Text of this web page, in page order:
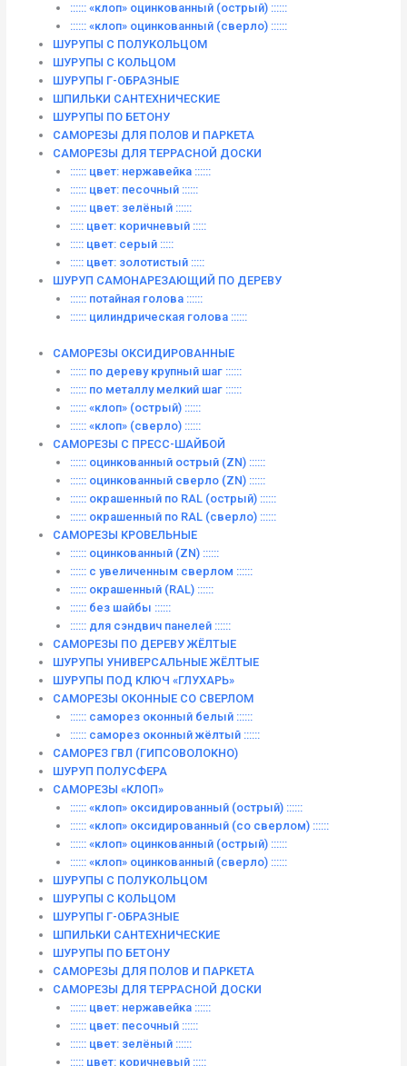
:::::: «клоп» оцинкованный (острый) ::::::
:::::: «клоп» оцинкованный (сверло) ::::::
ШУРУПЫ С ПОЛУКОЛЬЦОМ
ШУРУПЫ С КОЛЬЦОМ
ШУРУПЫ Г-ОБРАЗНЫЕ
ШПИЛЬКИ САНТЕХНИЧЕСКИЕ
ШУРУПЫ ПО БЕТОНУ
САМОРЕЗЫ ДЛЯ ПОЛОВ И ПАРКЕТА
САМОРЕЗЫ ДЛЯ ТЕРРАСНОЙ ДОСКИ
:::::: цвет: нержавейка ::::::
:::::: цвет: песочный ::::::
:::::: цвет: зелёный ::::::
::::: цвет: коричневый :::::
::::: цвет: серый :::::
::::: цвет: золотистый :::::
ШУРУП САМОНАРЕЗАЮЩИЙ ПО ДЕРЕВУ
:::::: потайная голова ::::::
:::::: цилиндрическая голова ::::::
САМОРЕЗЫ ОКСИДИРОВАННЫЕ
:::::: по дереву крупный шаг ::::::
:::::: по металлу мелкий шаг ::::::
:::::: «клоп» (острый) ::::::
:::::: «клоп» (сверло) ::::::
САМОРЕЗЫ С ПРЕСС-ШАЙБОЙ
:::::: оцинкованный острый (ZN) ::::::
:::::: оцинкованный сверло (ZN) ::::::
:::::: окрашенный по RAL (острый) ::::::
:::::: окрашенный по RAL (сверло) ::::::
САМОРЕЗЫ КРОВЕЛЬНЫЕ
:::::: оцинкованный (ZN) ::::::
:::::: с увеличенным сверлом ::::::
:::::: окрашенный (RAL) ::::::
:::::: без шайбы ::::::
:::::: для сэндвич панелей ::::::
САМОРЕЗЫ ПО ДЕРЕВУ ЖЁЛТЫЕ
ШУРУПЫ УНИВЕРСАЛЬНЫЕ ЖЁЛТЫЕ
ШУРУПЫ ПОД КЛЮЧ «ГЛУХАРЬ»
САМОРЕЗЫ ОКОННЫЕ СО СВЕРЛОМ
:::::: саморез оконный белый ::::::
:::::: саморез оконный жёлтый ::::::
САМОРЕЗ ГВЛ (ГИПСОВОЛОКНО)
ШУРУП ПОЛУСФЕРА
САМОРЕЗЫ «КЛОП»
:::::: «клоп» оксидированный (острый) ::::::
:::::: «клоп» оксидированный (со сверлом) ::::::
:::::: «клоп» оцинкованный (острый) ::::::
:::::: «клоп» оцинкованный (сверло) ::::::
ШУРУПЫ С ПОЛУКОЛЬЦОМ
ШУРУПЫ С КОЛЬЦОМ
ШУРУПЫ Г-ОБРАЗНЫЕ
ШПИЛЬКИ САНТЕХНИЧЕСКИЕ
ШУРУПЫ ПО БЕТОНУ
САМОРЕЗЫ ДЛЯ ПОЛОВ И ПАРКЕТА
САМОРЕЗЫ ДЛЯ ТЕРРАСНОЙ ДОСКИ
:::::: цвет: нержавейка ::::::
:::::: цвет: песочный ::::::
:::::: цвет: зелёный ::::::
::::: цвет: коричневый :::::